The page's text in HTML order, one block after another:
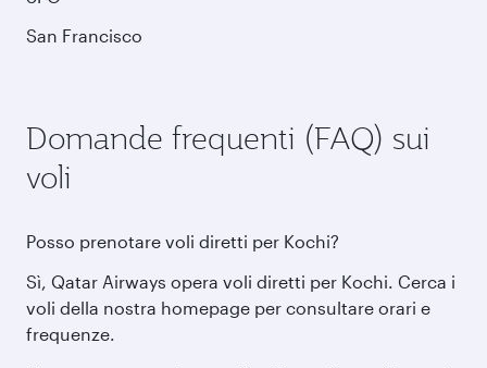
San Francisco
Domande frequenti (FAQ) sui
voli
Posso prenotare voli diretti per Kochi?
Sì, Qatar Airways opera voli diretti per Kochi. Cerca i
voli della nostra homepage per consultare orari e
frequenze.